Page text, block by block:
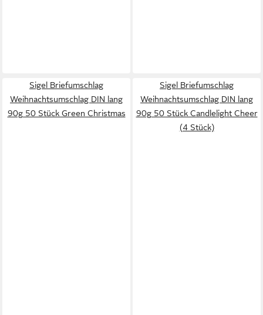
Sigel Briefumschlag
Weihnachtsumschlag DIN lang
90g 50 Stück Green Christmas
Sigel Briefumschlag
Weihnachtsumschlag DIN lang
90g 50 Stück Candlelight Cheer
(4 Stück)